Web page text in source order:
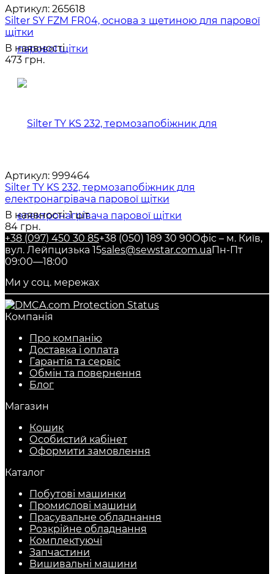
Артикул: 265618
Silter SY FZM FR04, основа з щетиною для парової
щітки
В наявності
473 грн.
Артикул: 999464
Silter TY KS 232, термозапобіжник для
електронагрівача парової щітки
В наявності: 1 шт.
84 грн.
+38 (097) 450 30 85+38 (050) 189 30 90Офіс – м. Київ,
вул. Лейпцизька 15sales@sewstar.com.uaПн-Пт
09:00—18:00
Ми у соц. мережах
Компанія
Про компанію
Доставка і оплата
Гарантія та сервіс
Обмін та повернення
Блог
Магазин
Кошик
Особистий кабінет
Оформити замовлення
Каталог
Побутові машинки
Промислові машини
Прасувальне обладнання
Розкрійне обладнання
Комплектуючі
Запчастини
Вишивальні машини